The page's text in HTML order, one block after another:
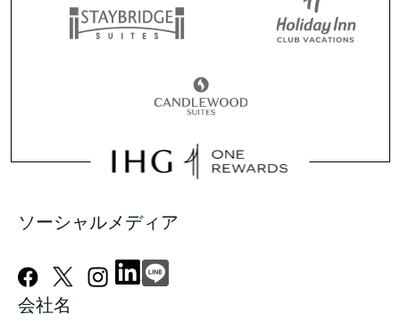
ソーシャルメディア
会社名